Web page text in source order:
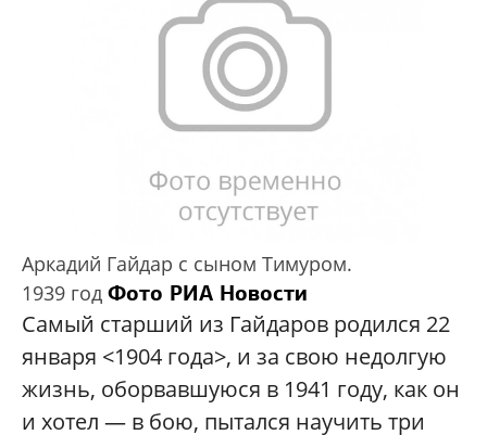
Аркадий Гайдар с сыном Тимуром.
1939 год Фото РИА Новости
Самый старший из Гайдаров родился 22
января <1904 года>, и за свою недолгую
жизнь, оборвавшуюся в 1941 году, как он
и хотел — в бою, пытался научить три